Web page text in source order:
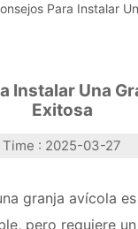
Para Instalar
Instalar Una
Exitosa
Time : 2025-03-27
granja avícola
pero requiere